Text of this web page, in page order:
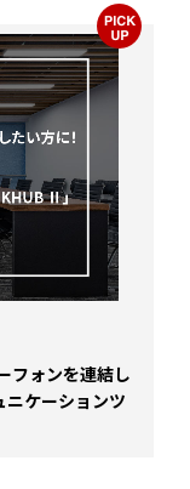
フォンを連結し
ニケーションツ